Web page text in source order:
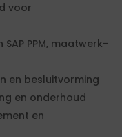
voor
PPM, maatwerk-
en besluitvorming
en onderhoud
en